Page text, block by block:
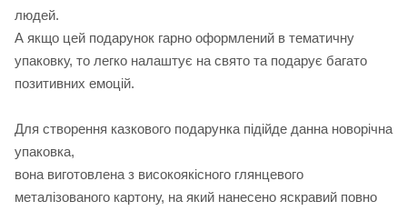
людей.
А якщо цей подарунок гарно оформлений в тематичну
упаковку, то легко налаштує на свято та подарує багато
позитивних емоцій.
Для створення казкового подарунка підійде данна новорічна
упаковка,
вона виготовлена з високоякісного глянцевого
металізованого картону, на який нанесено яскравий повно